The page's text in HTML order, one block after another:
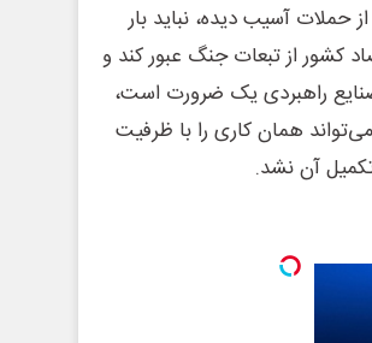
حملات آسیب دیده، نباید بار
کشور از تبعات جنگ عبور کند و
صنایع راهبردی یک ضرورت است،
همان کاری را با ظرفیت
آن نشد.